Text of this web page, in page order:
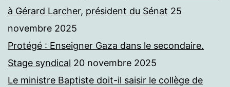
à Gérard Larcher, président du Sénat 25
novembre 2025
Protégé : Enseigner Gaza dans le secondaire.
Stage syndical 20 novembre 2025
Le ministre Baptiste doit-il saisir le collège de